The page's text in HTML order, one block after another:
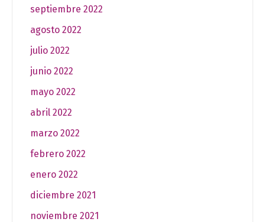
septiembre 2022
agosto 2022
julio 2022
junio 2022
mayo 2022
abril 2022
marzo 2022
febrero 2022
enero 2022
diciembre 2021
noviembre 2021